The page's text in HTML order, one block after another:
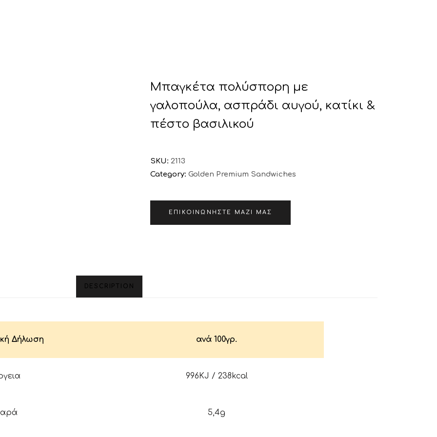
Μπαγκέτα πολύσπορη με
γαλοπούλα, ασπράδι αυγού, κατίκι &
πέστο βασιλικού
SKU: 2113
Category: Golden Premium Sandwiches
ΕΠΙΚΟΙΝΩΝΉΣΤΕ ΜΑΖΊ ΜΑΣ
DESCRIPTION
Δήλωση ανά 100γρ.
996KJ / 238kcal
5,4g